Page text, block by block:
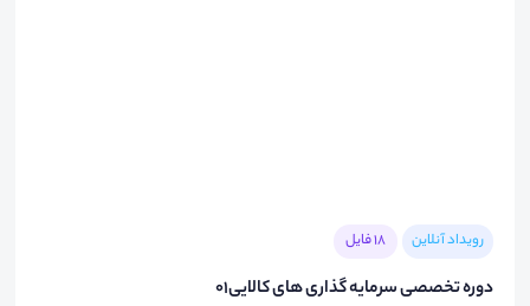
رویداد آنلاین 18 فایل
دوره تخصصی سرمایه گذاری های کالایی01